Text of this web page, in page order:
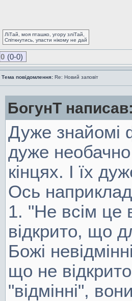
ЛіТай, моя пташко, угору зліТай,
Спіткнутись, упасти нікому не дай
0 (0-0)
Тема повідомлення: Re: Новий заповіт
БогунТ
Дуже знайомі
дуже
кінцях. І їх
Ось
1. "Не всім це
відкрито, що
Божі
що не
"відмінні",